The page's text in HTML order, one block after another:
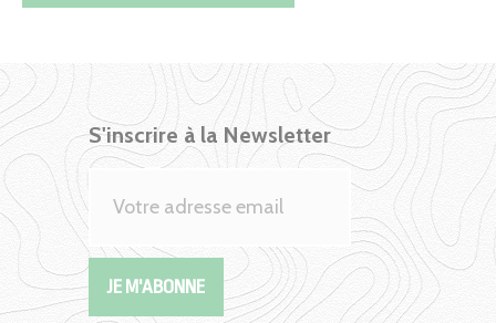
S'inscrire à la Newsletter